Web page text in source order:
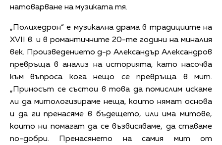
натоварване на музиката тя.
„Полихедрон“ е музикална драма в традициите на
XVII в. и в романтичните 20-те години на миналия
век. Произведението д-р Александър Александров
превръща в анализ на историята, като насочва
към въпроса кога нещо се превръща в мит.
„Приносът се състои в това да помислим искаме
ли да митологизираме неща, които нямат основа
и да ги пренасяме в бъдещето, или има митове,
които ни помагат да се възвисяваме, да ставаме
по-добри. Пренасянето на самия мит от